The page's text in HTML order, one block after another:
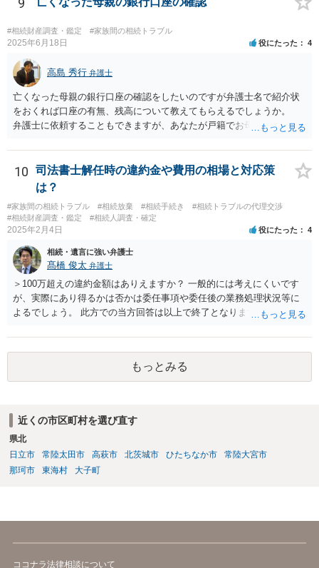
#相続財産調査・鑑定 #家族間の相続トラブル
2025年6月18日 役にたった 4
高島 秀行 弁護士
亡くなった母親の銀行口座の確認をしたいのですが弁護士名で紹介状
をおくれば口座の有無、残高について教えてもらえるでしょうか。
弁護士に依頼することもできますが、あなたが戸籍でお母さんの相続
高は教えてくれると思います。 自分ではよくわからないということ
であれば、弁護士に相談し依頼されたら良いと思います。
10
司法書士解任時の違約金や費用の相場と対応策
は？
#家族間の相続トラブル #相続放棄 #相続手続き
#相続トラブルの代理交渉
#相続財産調査・鑑定
#相続人調査・確定
2025年2月4日 役にたった 4
相続・遺言に強い弁護士
髙橋 俊太 弁護士
＞100万超えの違約金額はありえますか？ 一般的には考えにくいです
が、実際にあり得るかは否かは委任事項や委任後の業務処理状況等に
よるでしょう。 此方での当方回答は以上で終了となりますが、参考に
もっとみる
近くの市区町村を選び直す
県北
日立市
常陸太田市 高萩市 北茨城市 ひたちなか市
常陸大宮市
那珂市
東海村 大子町
ココナラ法律相談について